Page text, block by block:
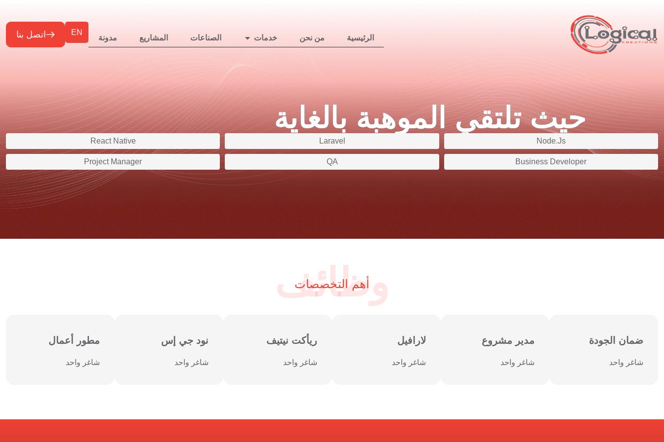
الرئيسية من نحن خدمات الصناعات المشاريع مدونة
EN اتصل بنا
حيث تلتقي الموهبة بالغاية
Node.Js
Laravel
React Native
Business Developer
QA
Project Manager
وظائف
أهم التخصصات
ضمان الجودة
شاغر واحد
مدير مشروع
شاغر واحد
لارافيل
شاغر واحد
ريأكت نيتيف
شاغر واحد
نود جي إس
شاغر واحد
مطور أعمال
شاغر واحد